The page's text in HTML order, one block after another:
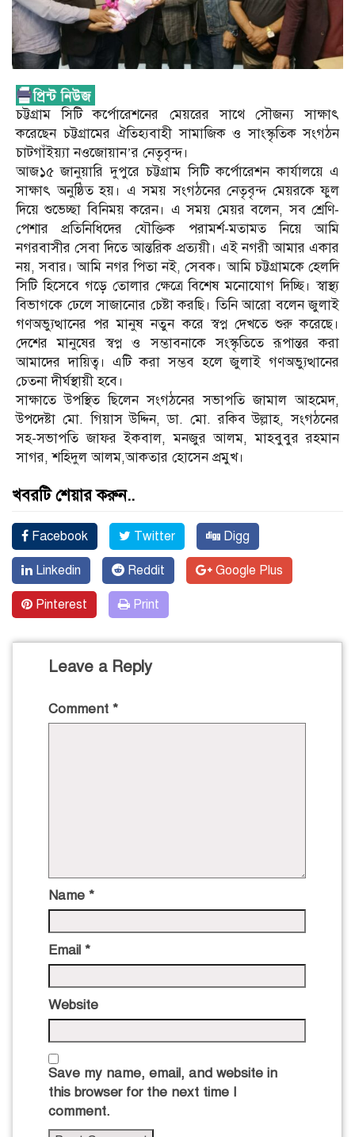
চট্টগ্রাম সিটি কর্পোরেশনের মেয়রের সাথে সৌজন্য সাক্ষাৎ
করেছেন চট্টগ্রামের ঐতিহ্যবাহী সামাজিক ও সাংস্কৃতিক সংগঠন
চাটগাঁইয়্যা নওজোয়ান’র নেতৃবৃন্দ।
আজ১৫ জানুয়ারি দুপুরে চট্টগ্রাম সিটি কর্পোরেশন কার্যালয়ে এ
সাক্ষাৎ অনুষ্ঠিত হয়। এ সময় সংগঠনের নেতৃবৃন্দ মেয়রকে ফুল
দিয়ে শুভেচ্ছা বিনিময় করেন। এ সময় মেয়র বলেন, সব শ্রেণি-
পেশার প্রতিনিধিদের যৌক্তিক পরামর্শ-মতামত নিয়ে আমি
নগরবাসীর সেবা দিতে আন্তরিক প্রত্যয়ী। এই নগরী আমার একার
নয়, সবার। আমি নগর পিতা নই, সেবক। আমি চট্টগ্রামকে হেলদি
সিটি হিসেবে গড়ে তোলার ক্ষেত্রে বিশেষ মনোযোগ দিচ্ছি। স্বাস্থ্য
বিভাগকে ঢেলে সাজানোর চেষ্টা করছি। তিনি আরো বলেন জুলাই
গণঅভ্যুত্থানের পর মানুষ নতুন করে স্বপ্ন দেখতে শুরু করেছে।
দেশের মানুষের স্বপ্ন ও সম্ভাবনাকে সংস্কৃতিতে রূপান্তর করা
আমাদের দায়িত্ব। এটি করা সম্ভব হলে জুলাই গণঅভ্যুত্থানের
চেতনা দীর্ঘস্থায়ী হবে।
সাক্ষাতে উপস্থিত ছিলেন সংগঠনের সভাপতি জামাল আহমেদ,
উপদেষ্টা মো. গিয়াস উদ্দিন, ডা. মো. রকিব উল্লাহ, সংগঠনের
সহ-সভাপতি জাফর ইকবাল, মনজুর আলম, মাহবুবুর রহমান
সাগর, শহিদুল আলম,আকতার হোসেন প্রমুখ।
খবরটি শেয়ার করুন..
Facebook Twitter Digg
Linkedin Reddit Google Plus
Pinterest Print
Leave a Reply
Comment *
Name *
Email *
Website
Save my name, email, and website in
this browser for the next time I
comment.